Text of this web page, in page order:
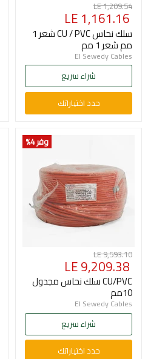
السعر
الأصلي
LE 1,209.54
السعر
الحالي
LE 1,161.16
سلك نحاس CU / PVC شعر 1
مم شعر 1 مم
El Sewedy Cables
شراء سريع
حدد اختياراتك
وفر 4 %
السعر
الأصلي
LE 9,593.10
السعر
الحالي
LE 9,209.38
CU/PVC سلك نحاس مجدول
10مم
El Sewedy Cables
شراء سريع
حدد اختياراتك